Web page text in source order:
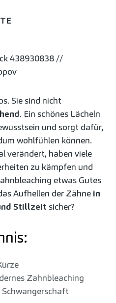
438930838 //
Sie sind nicht
. Ein schönes Lächeln
und sorgt dafür,
wohlfühlen können.
verändert, haben viele
zu kämpfen und
etwas Gutes
Aufhellen der Zähne in
Stillzeit sicher?
Zahnbleaching